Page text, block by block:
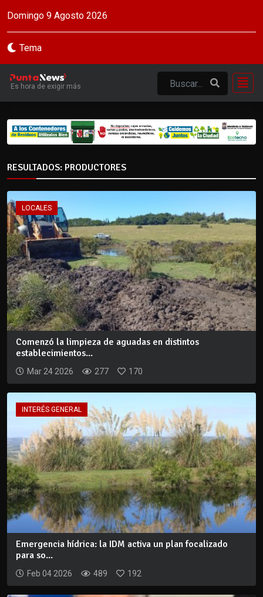
Domingo 9 Agosto 2026
Tema
Es hora de exigir más
RESULTADOS: PRODUCTORES
LOCALES
Comenzó la limpieza de aguadas en distintos
establecimientos...
Mar 24 2026 277 170
INTERÉS GENERAL
Emergencia hídrica: la IDM activa un plan focalizado
para so...
Feb 04 2026 489 192